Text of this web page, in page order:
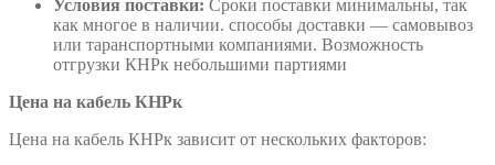
Условия поставки: Сроки поставки минимальны, так
как многое в наличии. способы доставки — самовывоз
или таранспортными компаниями. Возможность
отгрузки КНРк небольшими партиями
Цена на кабель КНРк
Цена на кабель КНРк зависит от нескольких факторов: